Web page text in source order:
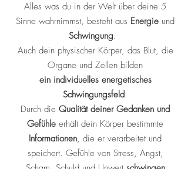
Alles was du in der Welt über deine 5
Sinne wahrnimmst, besteht aus Energie und
Schwingung.
Auch dein physischer Körper, das Blut, die
Organe und Zellen bilden
ein individuelles energetisches
Schwingungsfeld.
Durch die Qualität deiner Gedanken und
Gefühle erhält dein Körper bestimmte
Informationen, die er verarbeitet und
speichert. Gefühle von Stress, Angst,